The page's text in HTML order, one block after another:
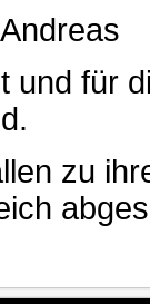
und für
zu